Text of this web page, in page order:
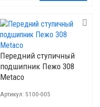
Передний ступичный
подшипник Пежо 308
Metaco
Артикул: 5100-005